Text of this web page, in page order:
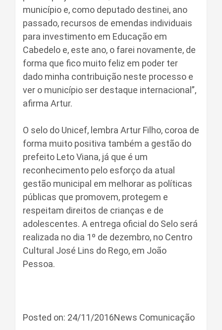
município e, como deputado destinei, ano
passado, recursos de emendas individuais
para investimento em Educação em
Cabedelo e, este ano, o farei novamente, de
forma que fico muito feliz em poder ter
dado minha contribuição neste processo e
ver o município ser destaque internacional”,
afirma Artur.
O selo do Unicef, lembra Artur Filho, coroa de
forma muito positiva também a gestão do
prefeito Leto Viana, já que é um
reconhecimento pelo esforço da atual
gestão municipal em melhorar as políticas
públicas que promovem, protegem e
respeitam direitos de crianças e de
adolescentes. A entrega oficial do Selo será
realizada no dia 1º de dezembro, no Centro
Cultural José Lins do Rego, em João
Pessoa.
Posted on: 24/11/2016News Comunicação